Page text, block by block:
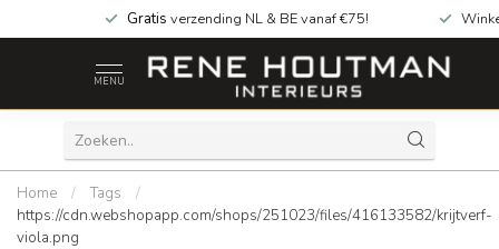
Gratis verzending NL & BE vanaf €75!
MENU
Home / Tags
/
https://cdn.webshopapp.com/shops/251023/files/416133582/krijtverf-
viola.png